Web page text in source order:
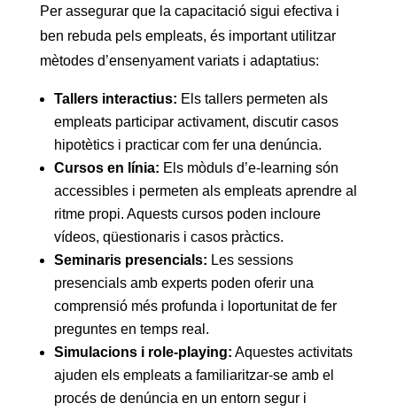
Per assegurar que la capacitació sigui efectiva i
ben rebuda pels empleats, és important utilitzar
mètodes d’ensenyament variats i adaptatius:
Tallers interactius: Els tallers permeten als
empleats participar activament, discutir casos
hipotètics i practicar com fer una denúncia.
Cursos en línia: Els mòduls d’e-learning són
accessibles i permeten als empleats aprendre al
ritme propi. Aquests cursos poden incloure
vídeos, qüestionaris i casos pràctics.
Seminaris presencials: Les sessions
presencials amb experts poden oferir una
comprensió més profunda i loportunitat de fer
preguntes en temps real.
Simulacions i role-playing: Aquestes activitats
ajuden els empleats a familiaritzar-se amb el
procés de denúncia en un entorn segur i